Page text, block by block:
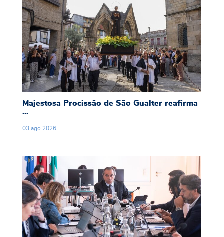
Majestosa Procissão de São Gualter reafirma
...
03 ago 2026
365ª Reunião do Executivo Municipal realiza-